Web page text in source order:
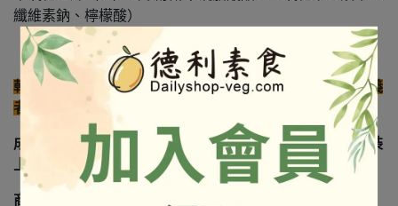
纖維素鈉、檸檬酸）
乾貨產品在運送過程中難免會有破損，屬於正常，完美主義
者麻煩評估可接受再下單，感謝您的見諒
成份及營養標示如圖所示，若與圖片有差異時，以實際包裝
上標示為準
商品照出自官網